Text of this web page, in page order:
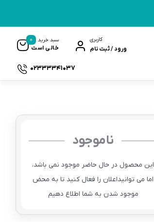
کاربری
ورود / ثبت نام
سبد خرید
خالی است
0
02333341037
ناموجود
این محصول در حال حاضر موجود نمی باشد،
اما می توانیداعلان را فعال کنید تا به محض
موجود شدن به شما اطلاع دهیم